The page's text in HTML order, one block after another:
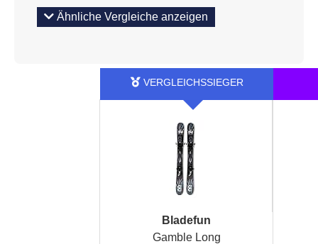
Ähnliche Vergleiche anzeigen
Bladefun
Gamble Long